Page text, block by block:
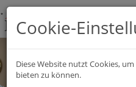
Jobchannel
Cookie-
Diese Website nutzt Cookies,
bieten zu können.